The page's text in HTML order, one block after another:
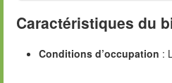
Caractéristiques du
Conditions d’occupation :